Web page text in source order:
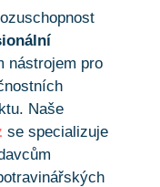
pro
Naše
se specializuje